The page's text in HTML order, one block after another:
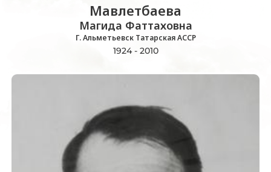
Мавлетбаева
Магида Фаттаховна
Г. Альметьевск Татарская АССР
1924 - 2010